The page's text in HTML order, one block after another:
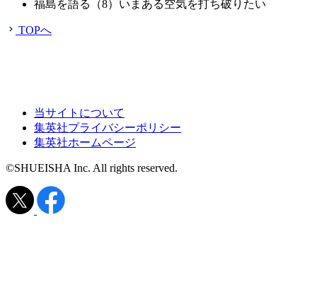
福島を語る（8）いまある空気を打ち破りたい
TOPへ
当サイトについて
集英社プライバシーポリシー
集英社ホームページ
©SHUEISHA Inc. All rights reserved.